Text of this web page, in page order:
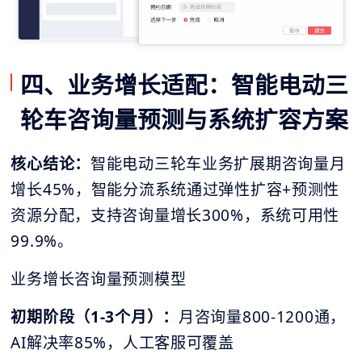
四、业务增长适配：智能电动三
轮车咨询量预测与系统扩容方案
核心结论： 智能电动三轮车业务扩展期咨询量月
增长45%，智能分流系统通过弹性扩容+预测性
资源分配，支持咨询量增长300%，系统可用性
99.9%。
业务增长咨询量预测模型
初期阶段（1-3个月）： 月咨询量800-1200通，
AI解决率85%，人工客服可覆盖